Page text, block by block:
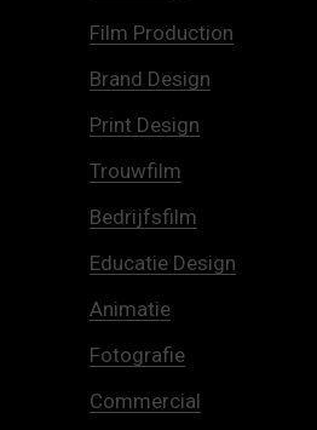
Film Production
Brand Design
Print Design
Trouwfilm
Bedrijfsfilm
Educatie Design
Animatie
Fotografie
Commercial